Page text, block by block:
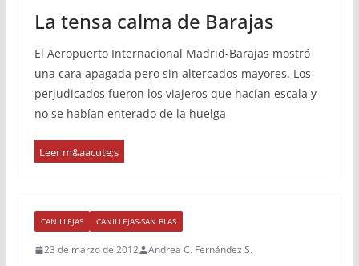
La tensa calma de Barajas
El Aeropuerto Internacional Madrid-Barajas mostró
una cara apagada pero sin altercados mayores. Los
perjudicados fueron los viajeros que hacían escala y
no se habían enterado de la huelga
CANILLEJAS CANILLEJAS-SAN BLAS
23 de marzo de 2012 Andrea C. Fernández S.